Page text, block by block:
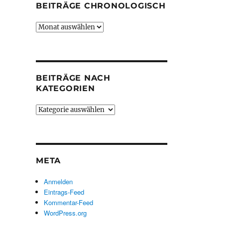
BEITRÄGE CHRONOLOGISCH
Beiträge
BEITRÄGE NACH
KATEGORIEN
Beiträge
META
Anmelden
Eintrags-Feed
Kommentar-Feed
WordPress.org